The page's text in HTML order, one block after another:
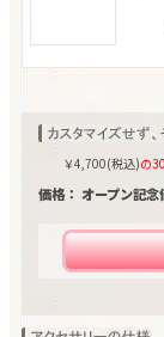
￥4,700(税込)の
価格： オープン記念